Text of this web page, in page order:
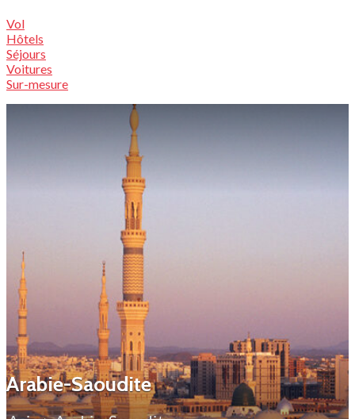
Vol
Hôtels
Séjours
Voitures
Sur-mesure
Arabie-Saoudite